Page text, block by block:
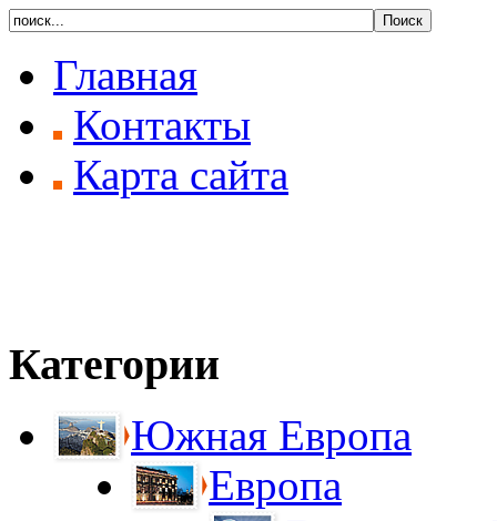
Главная
Контакты
Карта сайта
Категории
Южная Европа
Европа